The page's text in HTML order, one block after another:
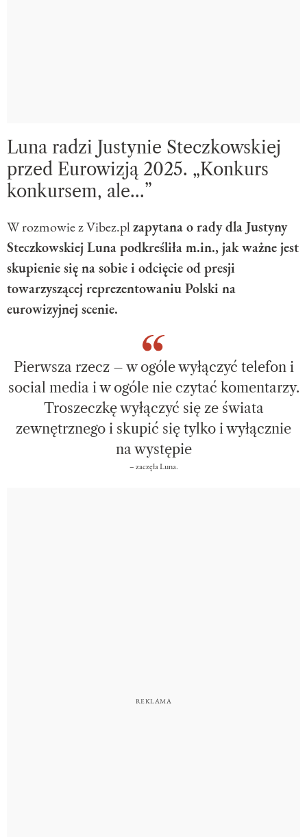
Luna radzi Justynie Steczkowskiej
przed Eurowizją 2025. „Konkurs
konkursem, ale…”
W rozmowie z Vibez.plzapytana o rady dla Justyny
Steczkowskiej Luna podkreśliła m.in., jak ważne jest
skupienie się na sobie i odcięcie od presji
towarzyszącej reprezentowaniu Polski na
eurowizyjnej scenie.
Pierwsza rzecz – w ogóle wyłączyć telefon i
social media i w ogóle nie czytać komentarzy.
Troszeczkę wyłączyć się ze świata
zewnętrznego i skupić się tylko i wyłącznie
na występie
– zaczęła Luna.